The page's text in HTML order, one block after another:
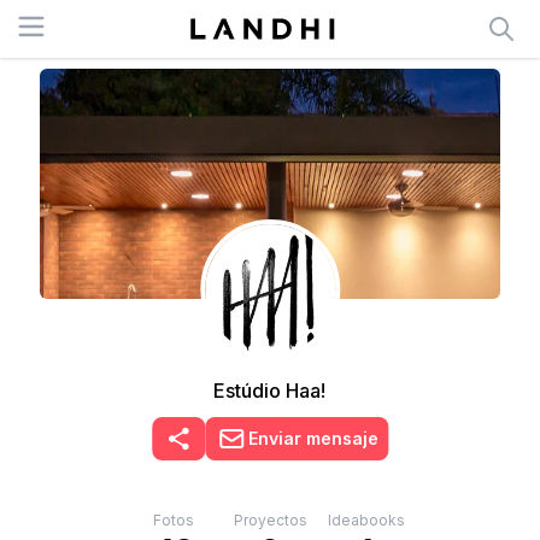
Open menu
Estúdio Haa!
Enviar mensaje
Fotos Proyectos Ideabooks